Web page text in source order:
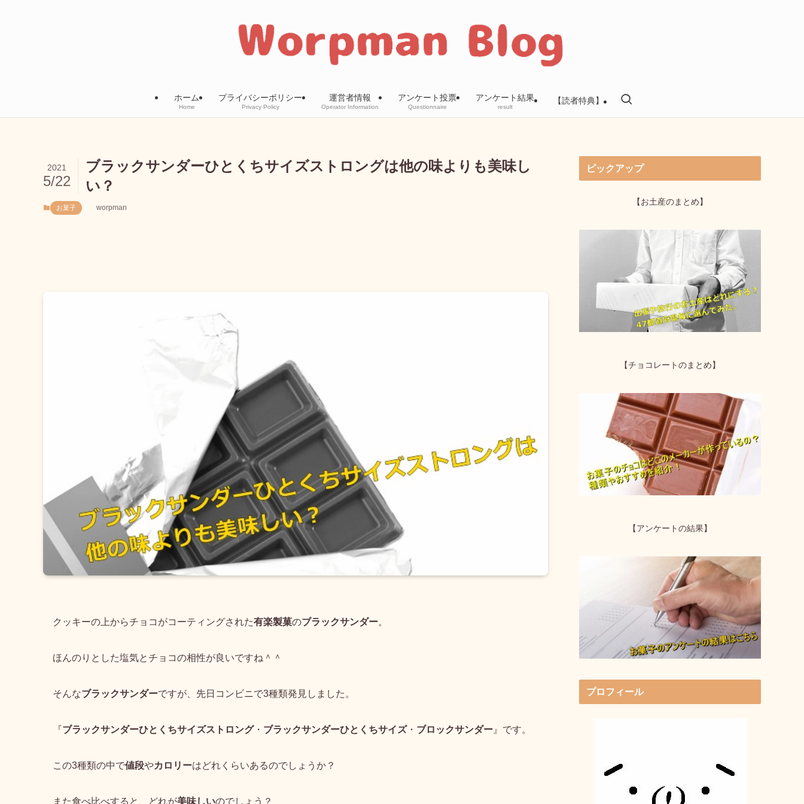
ホーム
Home
プライバシーポリシー
Privacy Policy
運営者情報
Operator Information
アンケート投票
Questionnaire
アンケート結果
result
【読者特典】
ブラックサンダーひとくちサイズストロングは他の味よりも美味し
い？
2021
5/22
お菓子 worpman
クッキーの上からチョコがコーティングされた有楽製菓のブラックサンダー。
ほんのりとした塩気とチョコの相性が良いですね＾＾
そんなブラックサンダーですが、先日コンビニで3種類発見しました。
『ブラックサンダーひとくちサイズストロング・ ブラックサンダーひとくちサイズ・ ブロックサンダー』です。
この3種類の中で値段やカロリーはどれくらいあるのでしょうか？
また食べ比べすると、どれが美味しいのでしょう？
ピックアップ
【お土産のまとめ】
【チョコレートのまとめ】
【アンケートの結果】
プロフィール